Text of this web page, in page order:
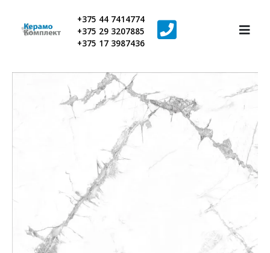
+375 44 7414774
+375 29 3207885
+375 17 3987436